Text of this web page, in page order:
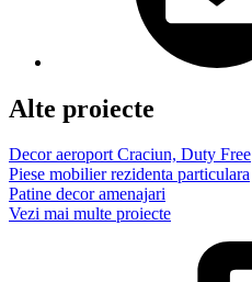
Alte proiecte
Decor aeroport Craciun, Duty Free
Piese mobilier rezidenta particulara
Patine decor amenajari
Vezi mai multe proiecte